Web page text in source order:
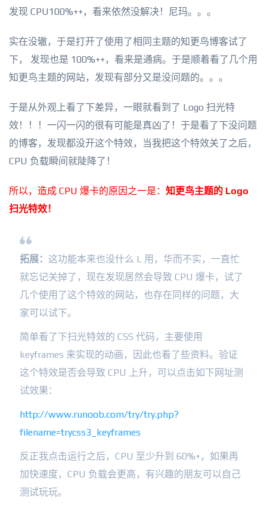
发现 CPU100%++，看来依然没解决！尼玛。。。
实在没辙，于是打开了使用了相同主题的知更鸟博客试了
下， 发现也是 100%++，看来是通病。于是顺着看了几个用
知更鸟主题的网站，发现有部分又是没问题的。。。
于是从外观上看了下差异，一眼就看到了 Logo 扫光特
效！！！一闪一闪的很有可能是真凶了！于是看了下没问题
的博客，发现都没开这个特效，当我把这个特效关了之后，
CPU 负载瞬间就陡降了！
所以，造成 CPU 爆卡的原因之一是： 知更鸟主题的 Logo
扫光特效！
拓展： 这功能本来也没什么 L 用，华而不实，一直忙
就忘记关掉了，现在发现居然会导致 CPU 爆卡，试了
几个使用了这个特效的网站，也存在同样的问题，大
家可以试下。
简单看了下扫光特效的 CSS 代码，主要使用
keyframes 来实现的动画，因此也看了些资料。验证
这个特效是否会导致 CPU 上升，可以点击如下网址测
试效果：
http://www.runoob.com/try/try.php?
filename=trycss3_keyframes
反正我点击运行之后，CPU 至少升到 60%+，如果再
加快速度，CPU 负载会更高，有兴趣的朋友可以自己
测试玩玩。